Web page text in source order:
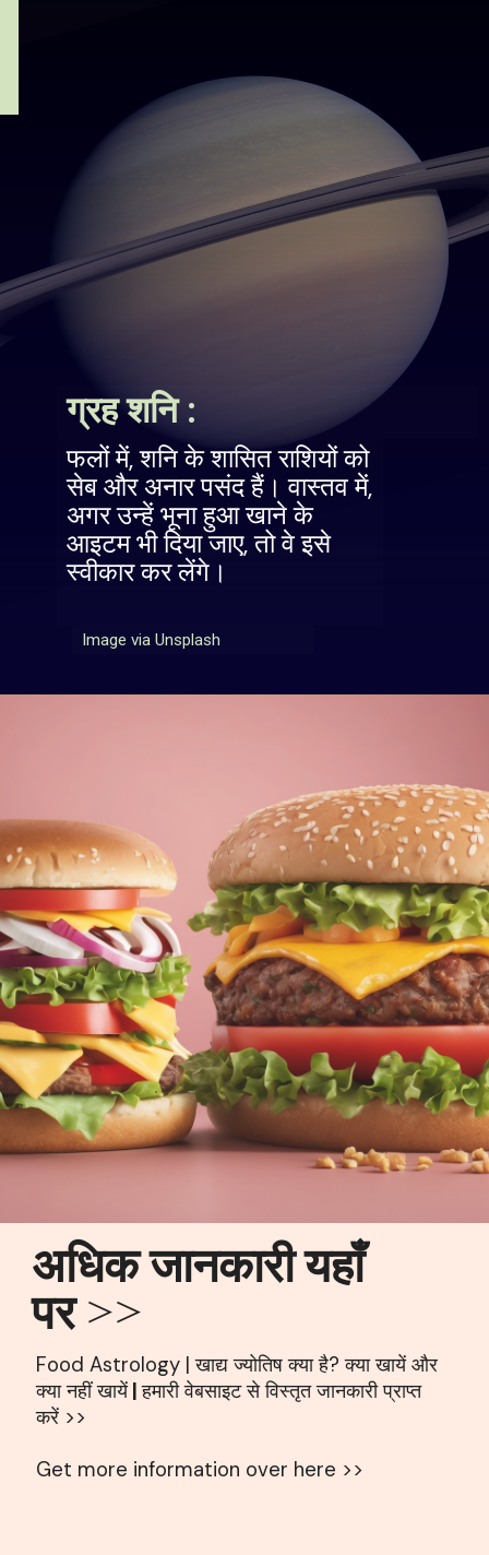
Image via Unsplash
फलों में, शनि के शासित राशियों को
सेब और अनार पसंद हैं। वास्तव में,
अगर उन्हें भूना हुआ खाने के
आइटम भी दिया जाए, तो वे इसे
स्वीकार कर लेंगे।
ग्रह शनि :
अधिक जानकारी यहाँ
पर >>
Food Astrology | खाद्य ज्योतिष क्या है? क्या खायें और
क्या नहीं खायें|हमारी वेबसाइट से विस्तृत जानकारी प्राप्त
करें >>
Get more information over here >>